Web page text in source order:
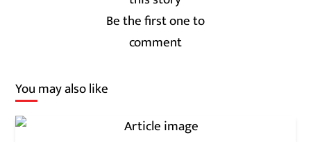
Be the first one to
comment
You may also like